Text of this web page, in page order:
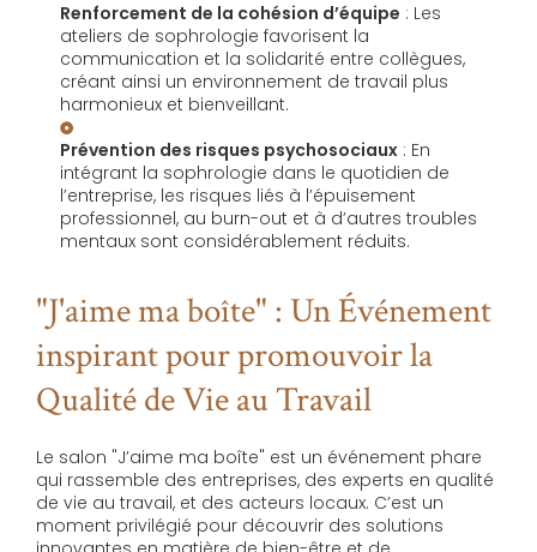
Renforcement de la cohésion d’équipe : Les
ateliers de sophrologie favorisent la
communication et la solidarité entre collègues,
créant ainsi un environnement de travail plus
harmonieux et bienveillant.
Prévention des risques psychosociaux : En
intégrant la sophrologie dans le quotidien de
l’entreprise, les risques liés à l’épuisement
professionnel, au burn-out et à d’autres troubles
mentaux sont considérablement réduits.
"J'aime ma boîte" : Un Événement
inspirant pour promouvoir la
Qualité de Vie au Travail
Le salon "J’aime ma boîte" est un événement phare
qui rassemble des entreprises, des experts en qualité
de vie au travail, et des acteurs locaux. C’est un
moment privilégié pour découvrir des solutions